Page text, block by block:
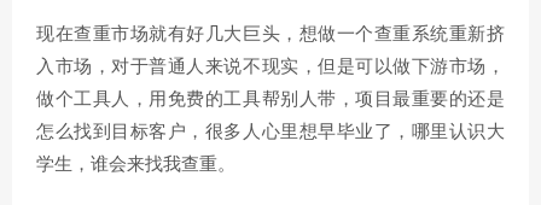
现在查重市场就有好几大巨头，想做一个查重系统重新挤
入市场，对于普通人来说不现实，但是可以做下游市场，
做个工具人，用免费的工具帮别人带，项目最重要的还是
怎么找到目标客户，很多人心里想早毕业了，哪里认识大
学生，谁会来找我查重。